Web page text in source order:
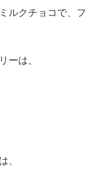
ルクチョコで、フ
ーは、
、